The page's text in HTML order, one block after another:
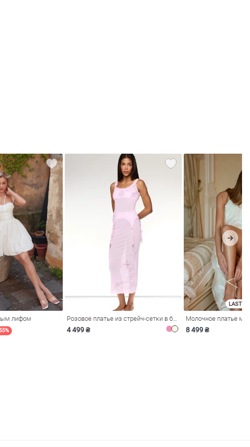
лифом
4 499 ₴
LAST
8 499 ₴